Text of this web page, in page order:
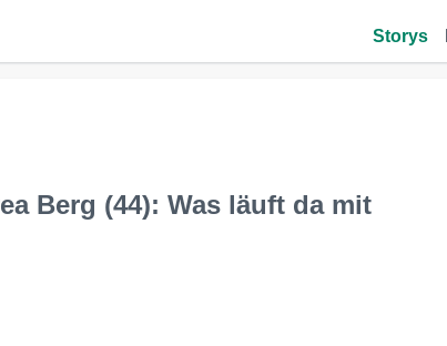
Storys
Berg (44): Was läuft da mit